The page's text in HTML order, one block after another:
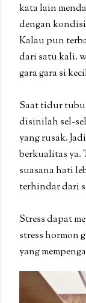
kata lain
dengan
Kalau pun
dari satu kali.
gara gara si
Saat tidur
disinilah sel-
yang rusak.
berkualitas ya.
suasana hati
terhindar dari
Stress dapat
stress hormon
yang